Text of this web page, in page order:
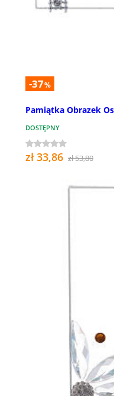
-37%
Pamiątka Obrazek
DOSTĘPNY
zł 33,86 zł 53,80